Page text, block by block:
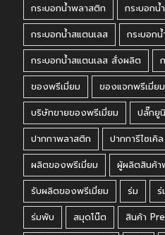
กระบอกน้ำพลาสติก
กระบอกน้
กระบอกน้ำสแตนเลส
กระบอก
กระบอกน้ำสแตนเลส สั่งผลิต
ของพรีเมี่ยม
ของแจกพรีเมี่ยม
บริษัทขายของพรีเมี่ยม
ปลั๊กยู
ปากกาพลาสติก
ปากการีไซเคิล
ผลิตของพรีเมี่ยม
ผู้ผลิตสินค้า
รับผลิตของพรีเมี่ยม
ร่ม
ร่
ร่มพับ
สมุดโน๊ต สินค้า